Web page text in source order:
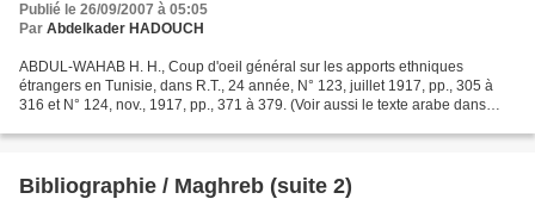
Publié le 26/09/2007 à 05:05
Par Abdelkader HADOUCH
ABDUL-WAHAB H. H., Coup d'oeil général sur les apports ethniques
étrangers en Tunisie, dans R.T., 24 année, N° 123, juillet 1917, pp., 305 à
316 et N° 124, nov., 1917, pp., 371 à 379. (Voir aussi le texte arabe dans
Bibliographie / Maghreb (suite 2)